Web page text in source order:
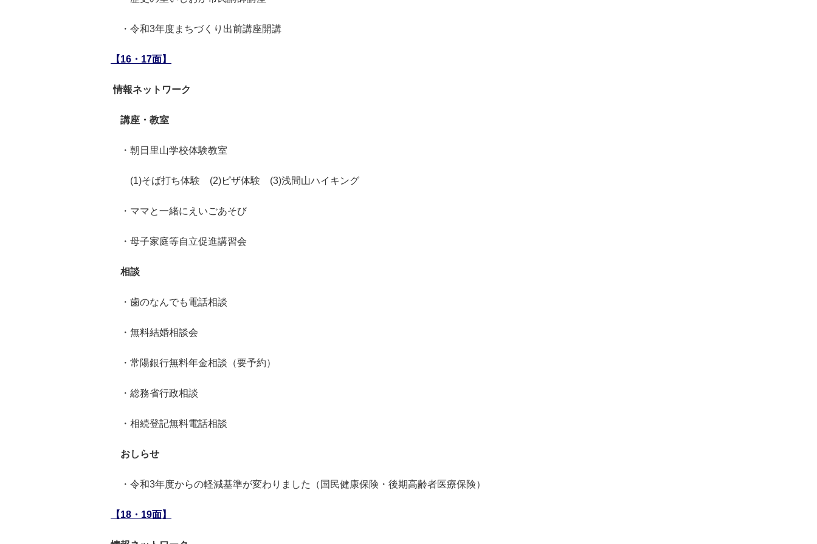
・令和3年度まちづくり出前講座開講
【16・17面】
情報ネットワーク
講座・教室
・朝日里山学校体験教室
(1)そば打ち体験 (2)ピザ体験 (3)浅間山ハイキング
・ママと一緒にえいごあそび
・母子家庭等自立促進講習会
相談
・歯のなんでも電話相談
・無料結婚相談会
・常陽銀行無料年金相談（要予約）
・総務省行政相談
・相続登記無料電話相談
おしらせ
・令和3年度からの軽減基準が変わりました（国民健康保険・後期高齢者医療保険）
【18・19面】